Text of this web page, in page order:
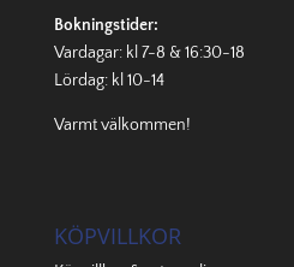
Bokningstider:
Vardagar: kl 7-8 & 16:30-18
Lördag: kl 10-14
Varmt välkommen!
KÖPVILLKOR